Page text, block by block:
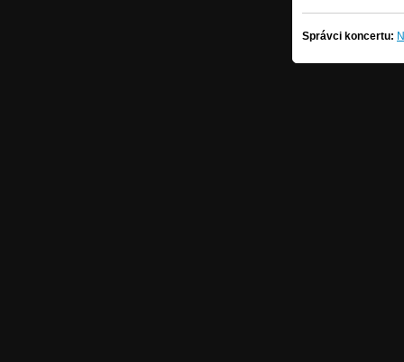
Správci koncertu: